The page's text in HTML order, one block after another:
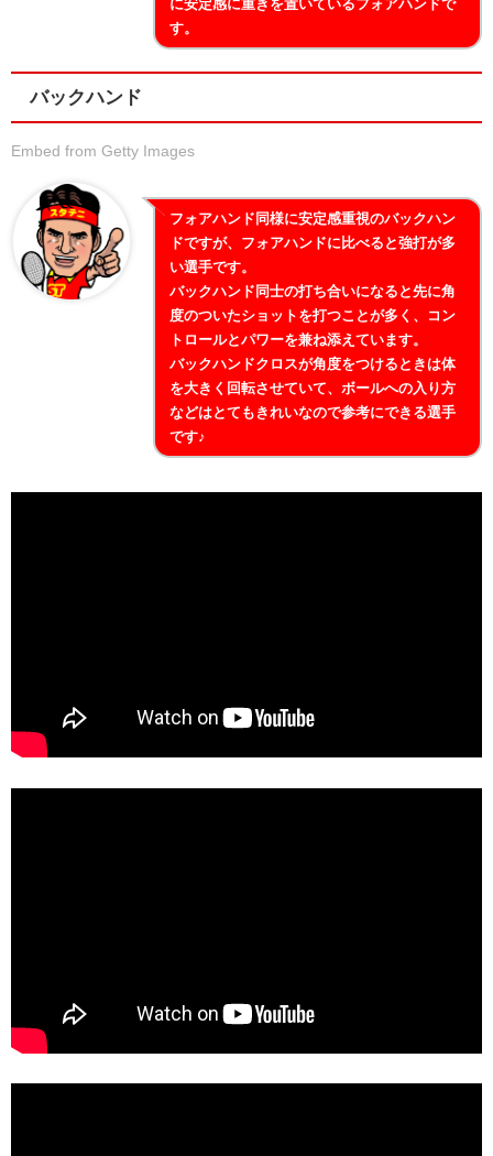
に安定感に重きを置いているフォアハンドで
す。
バックハンド
Embed from Getty Images
フォアハンド同様に安定感重視のバックハン
ドですが、フォアハンドに比べると強打が多
い選手です。
バックハンド同士の打ち合いになると先に角
度のついたショットを打つことが多く、コン
トロールとパワーを兼ね添えています。
バックハンドクロスが角度をつけるときは体
を大きく回転させていて、ボールへの入り方
などはとてもきれいなので参考にできる選手
です♪